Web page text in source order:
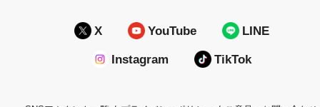
X YouTube LINE
Instagram TikTok